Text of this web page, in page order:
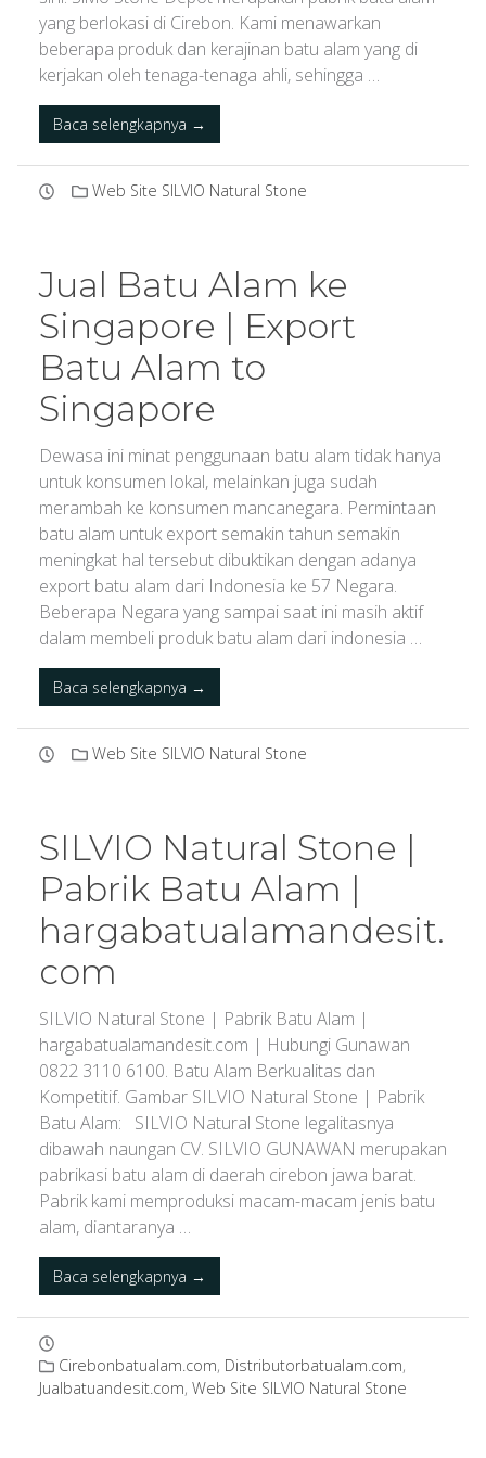
yang berlokasi di Cirebon. Kami menawarkan
beberapa produk dan kerajinan batu alam yang di
kerjakan oleh tenaga-tenaga ahli, sehingga …
Baca selengkapnya →
Web Site SILVIO Natural Stone
Jual Batu Alam ke
Singapore | Export
Batu Alam to
Singapore
Dewasa ini minat penggunaan batu alam tidak hanya
untuk konsumen lokal, melainkan juga sudah
merambah ke konsumen mancanegara. Permintaan
batu alam untuk export semakin tahun semakin
meningkat hal tersebut dibuktikan dengan adanya
export batu alam dari Indonesia ke 57 Negara.
Beberapa Negara yang sampai saat ini masih aktif
dalam membeli produk batu alam dari indonesia …
Baca selengkapnya →
Web Site SILVIO Natural Stone
SILVIO Natural Stone |
Pabrik Batu Alam |
hargabatualamandesit.
com
SILVIO Natural Stone | Pabrik Batu Alam |
hargabatualamandesit.com | Hubungi Gunawan
0822 3110 6100. Batu Alam Berkualitas dan
Kompetitif. Gambar SILVIO Natural Stone | Pabrik
Batu Alam: SILVIO Natural Stone legalitasnya
dibawah naungan CV. SILVIO GUNAWAN merupakan
pabrikasi batu alam di daerah cirebon jawa barat.
Pabrik kami memproduksi macam-macam jenis batu
alam, diantaranya …
Baca selengkapnya →
Cirebonbatualam.com, Distributorbatualam.com,
Jualbatuandesit.com, Web Site SILVIO Natural Stone